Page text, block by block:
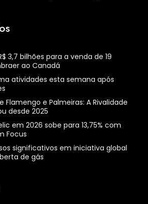
3,7 bilhões para a venda de 19
ao Canadá
atividades esta semana após
Flamengo e Palmeiras: A Rivalidade
desde 2025
em 2026 sobe para 13,75% com
Focus
significativos em iniciativa global
de gás